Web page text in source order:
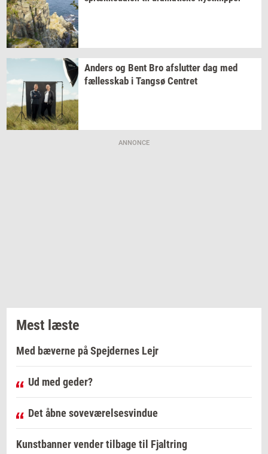
An­ders og Bent Bro af­slut­ter dag med
fæl­les­skab i Tangsø Cen­tret
ANNONCE
Mest læste
Med bæverne på Spejdernes Lejr
Ud med geder?
Det åbne soveværelsesvindue
Kunstbanner vender tilbage til Fjaltring